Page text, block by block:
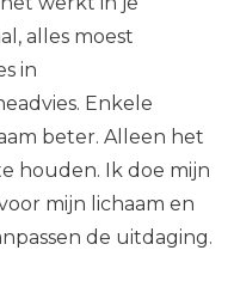
alles moest
in
Enkele
beter. Alleen het
houden. Ik doe mijn
mijn lichaam en
de uitdaging.